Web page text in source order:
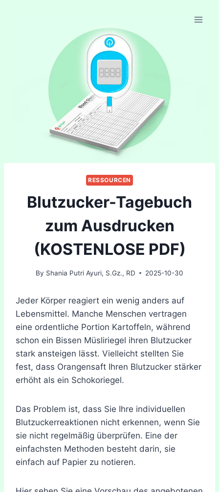
RESSOURCEN
Blutzucker-Tagebuch
zum Ausdrucken
(KOSTENLOSE PDF)
By Shania Putri Ayuri, S.Gz., RD 2025-10-30
Jeder Körper reagiert ein wenig anders auf
Lebensmittel. Manche Menschen vertragen
eine ordentliche Portion Kartoffeln, während
schon ein Bissen Müsliriegel ihren Blutzucker
stark ansteigen lässt. Vielleicht stellten Sie
fest, dass Orangensaft Ihren Blutzucker stärker
erhöht als ein Schokoriegel.
Das Problem ist, dass Sie Ihre individuellen
Blutzuckerreaktionen nicht erkennen, wenn Sie
sie nicht regelmäßig überprüfen. Eine der
einfachsten Methoden besteht darin, sie
einfach auf Papier zu notieren.